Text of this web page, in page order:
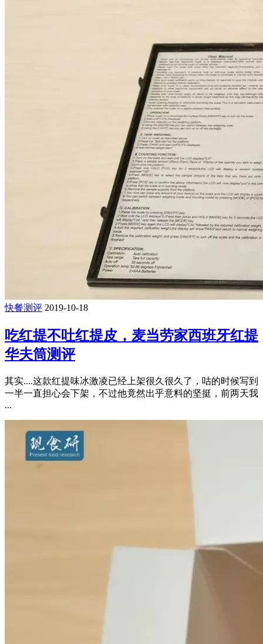
快餐测评 2019-10-18
吃红提不吐红提皮，麦当劳家西班牙红提
华夫筒测评
其实....这款红提味冰激凌已经上架很久很久了，咕的时候写到
一半一直担心会下架，不过他竟然出乎意料的坚挺，前两天我
...